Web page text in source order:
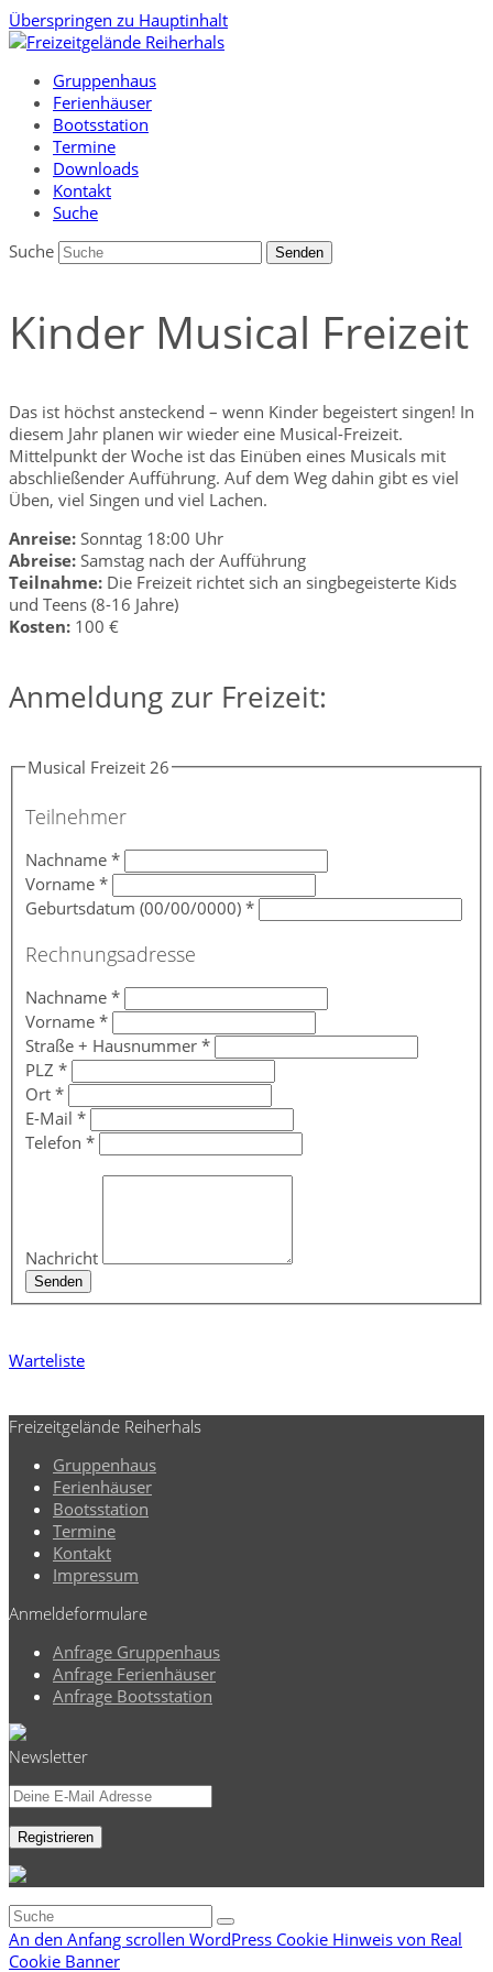
Überspringen zu Hauptinhalt
Gruppenhaus
Ferienhäuser
Bootsstation
Termine
Downloads
Kontakt
Suche
Suche
Senden
Kinder Musical Freizeit
Das ist höchst ansteckend – wenn Kinder begeistert singen! In
diesem Jahr planen wir wieder eine Musical-Freizeit.
Mittelpunkt der Woche ist das Einüben eines Musicals mit
abschließender Aufführung. Auf dem Weg dahin gibt es viel
Üben, viel Singen und viel Lachen.
Anreise: Sonntag 18:00 Uhr
Abreise: Samstag nach der Aufführung
Teilnahme: Die Freizeit richtet sich an singbegeisterte Kids
und Teens (8-16 Jahre)
Kosten: 100 €
Anmeldung zur Freizeit:
Musical Freizeit 26
Teilnehmer
Nachname*
Vorname*
Geburtsdatum (00/00/0000)*
Rechnungsadresse
Nachname*
Vorname*
Straße + Hausnummer*
PLZ*
Ort*
E-Mail*
Telefon*
Nachricht
Senden
Warteliste
Freizeitgelände Reiherhals
Gruppenhaus
Ferienhäuser
Bootsstation
Termine
Kontakt
Impressum
Anmeldeformulare
Anfrage Gruppenhaus
Anfrage Ferienhäuser
Anfrage Bootsstation
Newsletter
An den Anfang scrollen WordPress Cookie Hinweis von Real
Cookie Banner